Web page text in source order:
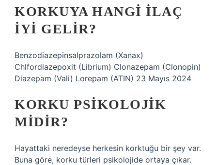
KORKUYA HANGI ILAÇ
IYI GELIR?
Benzodiazepinsalprazolam (Xanax)
Chlfordiazepoxit (Librium) Clonazepam (Clonopin)
Diazepam (Vali) Lorepam (ATIN) 23 Mayıs 2024
KORKU PSIKOLOJIK
MIDIR?
Hayattaki neredeyse herkesin korktuğu bir şey var.
Buna göre, korku türleri psikolojide ortaya çıkar.